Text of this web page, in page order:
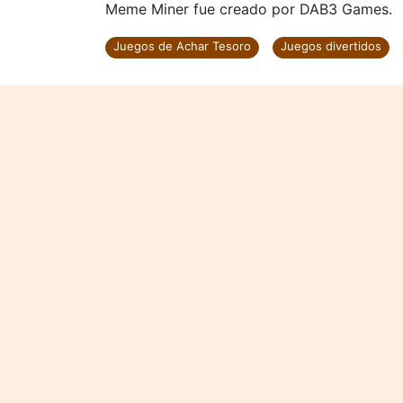
Meme Miner fue creado por DAB3 Games.
Juegos de Achar Tesoro Juegos divertidos